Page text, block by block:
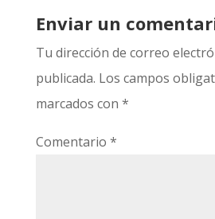
Enviar un
Tu dirección de correo
publicada. Los campos
marcados con *
Comentario *